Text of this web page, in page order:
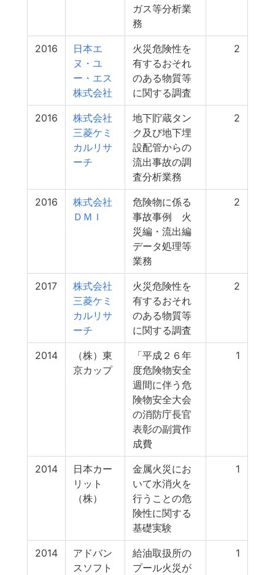
ガス等分析業
務
2016
日本エ
ヌ・ユ
ー・エス
株式会社
火災危険性を
有するおそれ
のある物質等
に関する調査
2
2016
株式会社
三菱ケミ
カルリサ
ーチ
地下貯蔵タン
ク及び地下埋
設配管からの
流出事故の調
査分析業務
2
2016
株式会社
ＤＭＩ
危険物に係る
事故事例 火
災編・流出編
データ処理等
業務
2
2017
株式会社
三菱ケミ
カルリサ
ーチ
火災危険性を
有するおそれ
のある物質等
に関する調査
2
2014
（株）東
京カップ
「平成２６年
度危険物安全
週間に伴う危
険物安全大会
の消防庁長官
表彰の副賞作
成費
1
2014
日本カー
リット
（株）
金属火災にお
いて水消火を
行うことの危
険性に関する
基礎実験
1
2014
アドバン
スソフト
給油取扱所の
プール火災が
1